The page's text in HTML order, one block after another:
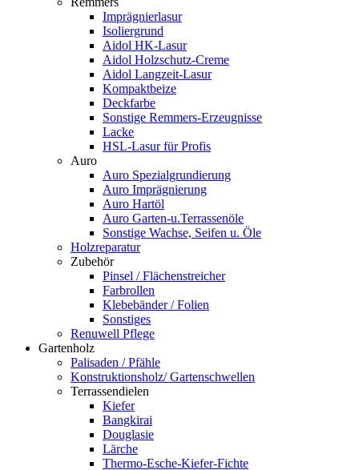
Imprägnierlasur
Isoliergrund
Aidol HK-Lasur
Aidol Holzschutz-Creme
Aidol Langzeit-Lasur
Kompaktbeize
Deckfarbe
Sonstige Remmers-Erzeugnisse
Lacke
HSL-Lasur für Profis
Auro
Auro Spezialgrundierung
Auro Imprägnierung
Auro Hartöl
Auro Garten-u.Terrassenöle
Sonstige Wachse, Seifen u. Öle
Holzreparatur
Zubehör
Pinsel / Flächenstreicher
Farbrollen
Klebebänder / Folien
Sonstiges
Renuwell Pflege
Gartenholz
Palisaden / Pfähle
Konstruktionsholz/ Gartenschwellen
Terrassendielen
Kiefer
Bangkirai
Douglasie
Lärche
Thermo-Esche-Kiefer-Fichte